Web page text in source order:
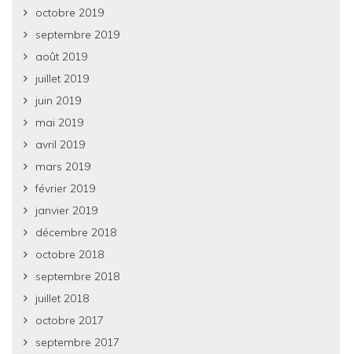
octobre 2019
septembre 2019
août 2019
juillet 2019
juin 2019
mai 2019
avril 2019
mars 2019
février 2019
janvier 2019
décembre 2018
octobre 2018
septembre 2018
juillet 2018
octobre 2017
septembre 2017